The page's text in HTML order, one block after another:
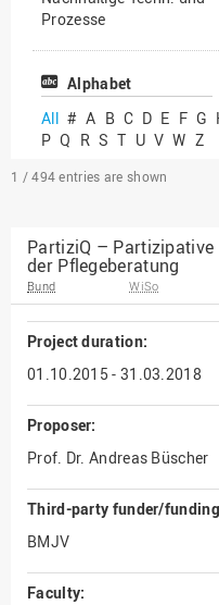
Prozesse
Vielfältiges Forschen
Alphabet
All # A B C D E F G
P Q R S T U V W Z
1 / 494 entries are shown
PartiziQ –
der Pflegeberatung
Bund WiSo
Project duration:
01.10.2015 - 31.03.2018
Proposer:
Prof. Dr. Andreas Büscher
Third-party funder/
BMJV
Faculty: